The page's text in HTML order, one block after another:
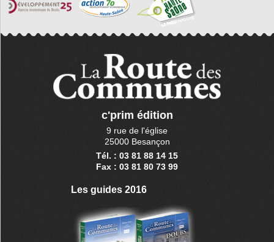
c'prim édition
9 rue de l'église
25000 Besançon
Tél. : 03 81 88 14 15
Fax : 03 81 80 73 99
Les guides 2016